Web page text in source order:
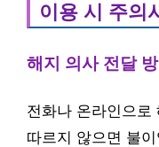
이용 시 주의
해지 의사 전달 방
전화나 온라인으로
따르지 않으면 불